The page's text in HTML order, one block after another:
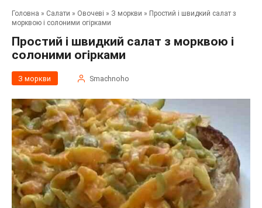
Головна » Салати » Овочеві » З моркви » Простий і швидкий салат з
морквою і солоними огірками
Простий і швидкий салат з морквою і
солоними огірками
З моркви Smachnoho